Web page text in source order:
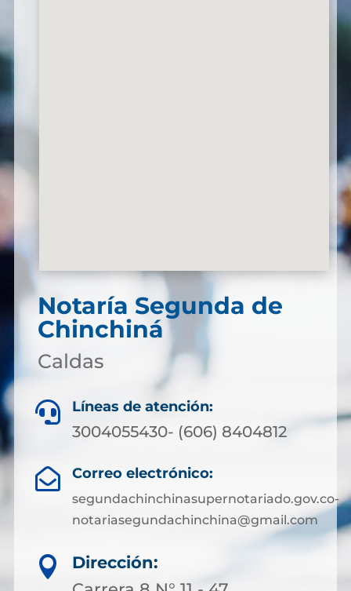
Notaría Segunda de
Chinchiná
Caldas
 Líneas de atención:
3004055430- (606) 8404812
 Correo electrónico:
segundachinchinasupernotariado.gov.co-
notariasegundachinchina@gmail.com

Dirección: